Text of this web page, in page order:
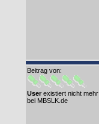
Beitrag von:
User existiert nicht mehr
bei MBSLK.de